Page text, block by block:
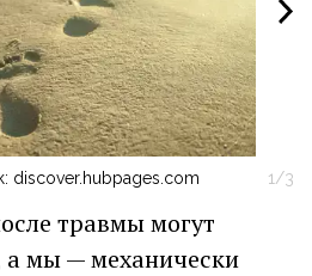
discover.hubpages.com 1/3
травмы могут
мы — механически